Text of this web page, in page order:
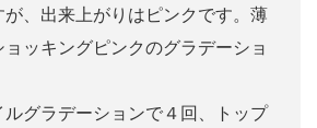
、出来上がりはピンクです。薄
ッキングピンクのグラデーショ
グラデーションで４回、トップ